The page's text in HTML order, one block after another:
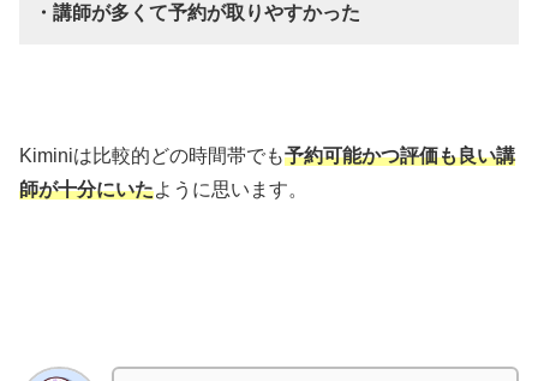
・講師が多くて予約が取りやすかった
Kiminiは比較的どの時間帯でも予約可能かつ評価も良い講
師が十分にいたように思います。